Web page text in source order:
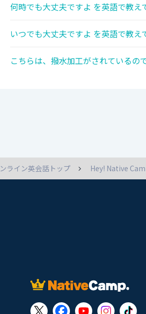
何時でも大丈夫ですよ を英語で教え
いつでも大丈夫ですよ を英語で教え
こちらは、撥水加工がされているの
ライン英会話トップ Hey! Native